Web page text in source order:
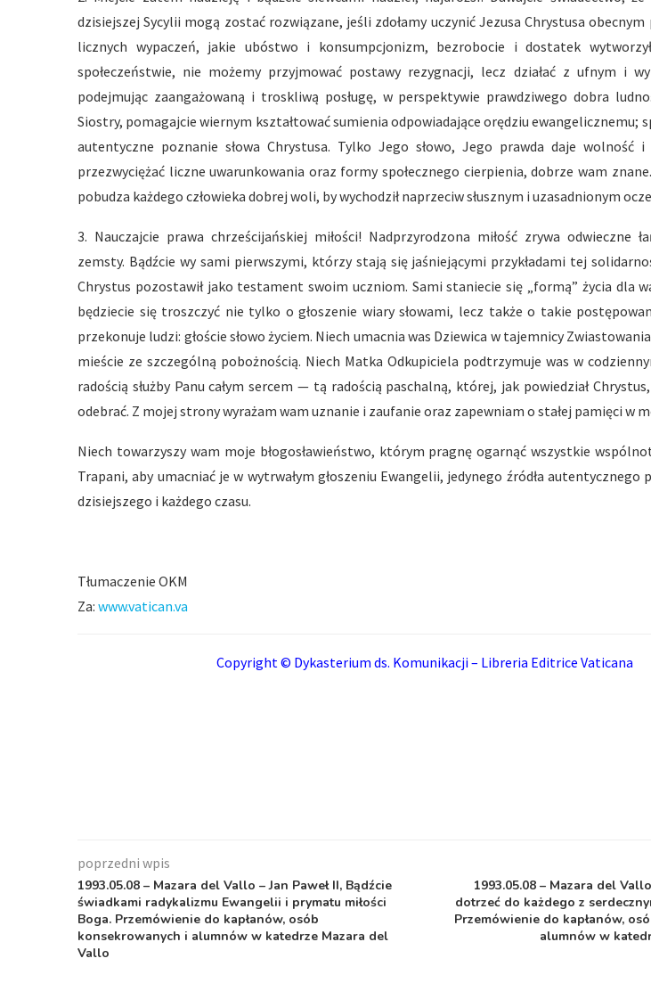
dzisiejszej Sycylii mogą zostać rozwiązane, jeśli zdołamy uczynić Jezusa Chrystusa obecnym
licznych wypaczeń, jakie ubóstwo i konsumpcjonizm, bezrobocie i dostatek
społeczeństwie, nie możemy przyjmować postawy rezygnacji, lecz działać z ufnym i
podejmując zaangażowaną i troskliwą posługę, w perspektywie prawdziwego dobra
Siostry, pomagajcie wiernym kształtować sumienia odpowiadające orędziu ewangelicznemu;
autentyczne poznanie słowa Chrystusa. Tylko Jego słowo, Jego prawda daje wolność
przezwyciężać liczne uwarunkowania oraz formy społecznego cierpienia, dobrze wam
pobudza każdego człowieka dobrej woli, by wychodził naprzeciw słusznym i uzasadnionym
3. Nauczajcie prawa chrześcijańskiej miłości! Nadprzyrodzona miłość zrywa odwieczne
zemsty. Bądźcie wy sami pierwszymi, którzy stają się jaśniejącymi przykładami tej
Chrystus pozostawił jako testament swoim uczniom. Sami staniecie się „formą” życia dla
będziecie się troszczyć nie tylko o głoszenie wiary słowami, lecz także o takie
przekonuje ludzi: głoście słowo życiem. Niech umacnia was Dziewica w tajemnicy
mieście ze szczególną pobożnością. Niech Matka Odkupiciela podtrzymuje was w
radością służby Panu całym sercem — tą radością paschalną, której, jak powiedział
odebrać. Z mojej strony wyrażam wam uznanie i zaufanie oraz zapewniam o stałej pamięci w
Niech towarzyszy wam moje błogosławieństwo, którym pragnę ogarnąć wszystkie
Trapani, aby umacniać je w wytrwałym głoszeniu Ewangelii, jedynego źródła autentycznego
dzisiejszego i każdego czasu.
Tłumaczenie OKM
Za: www.vatican.va
Copyright © Dykasterium ds. Komunikacji – Libreria Editrice Vaticana
poprzedni wpis
1993.05.08 – Mazara del Vallo – Jan Paweł II, Bądźcie
świadkami radykalizmu Ewangelii i prymatu miłości
Boga. Przemówienie do kapłanów, osób
konsekrowanych i alumnów w katedrze Mazara del
Vallo
1993.05.08 – Mazara del
dotrzeć do każdego z
Przemówienie do kapłanów,
alumnów w